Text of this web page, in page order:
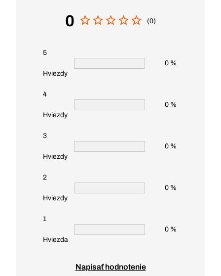
0 (0)
5
Hviezdy
0 %
4
Hviezdy
0 %
3
Hviezdy
0 %
2
Hviezdy
0 %
1
Hviezda
0 %
Napísať hodnotenie